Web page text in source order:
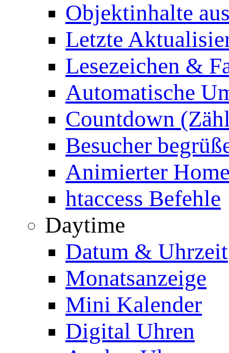
Objektinhalte
Letzte
Lesezeichen &
Automatische
Countdown
Besucher
Animierter
htaccess Befehle
Daytime
Datum & Uhrzeit
Monatsanzeige
Mini Kalender
Digital Uhren